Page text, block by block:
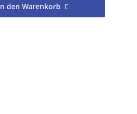
den Warenkorb